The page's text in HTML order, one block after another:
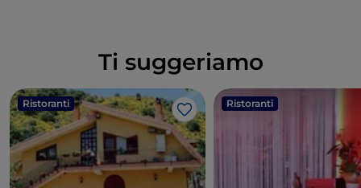
Ti suggeriamo
Ristoranti
Like
Ristoranti